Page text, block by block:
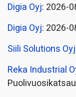
Digia Oyj: 2026-
Digia Oyj: 2026-
Siili Solutions Oyj
Reka Industrial